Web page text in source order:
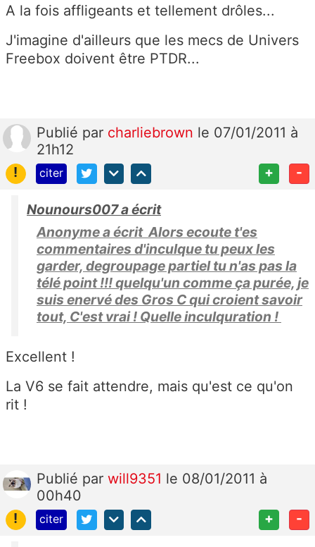
A la fois affligeants et tellement drôles...
J'imagine d'ailleurs que les mecs de Univers
Freebox doivent être PTDR...
Publié par charliebrown le 07/01/2011 à
21h12
!
citer + -
Nounours007 a écrit
Anonyme a écrit Alors ecoute t'es
commentaires d'inculque tu peux les
garder, degroupage partiel tu n'as pas la
télé point !!! quelqu'un comme ça purée, je
suis enervé des Gros C qui croient savoir
tout, C'est vrai ! Quelle inculquration !
Excellent !
La V6 se fait attendre, mais qu'est ce qu'on
rit !
Publié par will9351 le 08/01/2011 à
00h40
!
citer + -